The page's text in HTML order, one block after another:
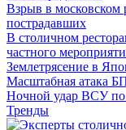
Взрыв в московском
пострадавших
В столичном
частного
Землетрясение в
Масштабная атака
Ночной удар ВСУ по
Тренды